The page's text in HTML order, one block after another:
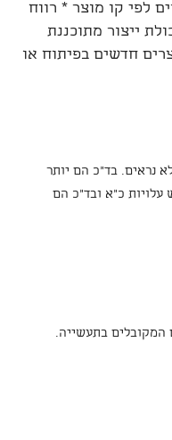
לפי קו מוצר * רווח
ייצור מתוכננת
חדשים בפיתוח או
נראים. בד"כ הם יותר
כ"א ובד"כ הם
המקובלים בתעשייה.